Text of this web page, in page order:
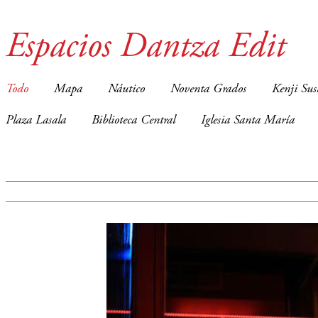
Espacios Dantza Edit
Todo Mapa Náutico Noventa Grados Kenji
Plaza Lasala Biblioteca Central Iglesia Santa María